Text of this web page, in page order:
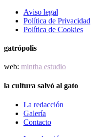
Aviso legal
Política de Privacidad
Política de Cookies
gatrópolis
web: mintha estudio
la cultura salvó al gato
La redacción
Galería
Contacto